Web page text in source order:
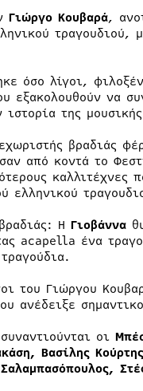
Γιώργο Κουβαρά,
τραγουδιού,
όσο λίγοι,
εξακολουθούν να
της
βραδιάς
από κοντά το
ελληνικού
Η Γιοβάννα
acapella ένα
του Γιώργου
ανέδειξε
οι
Βασίλης